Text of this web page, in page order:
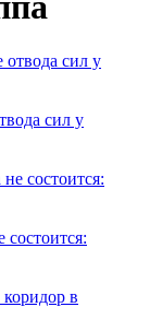
сил у
состоится: